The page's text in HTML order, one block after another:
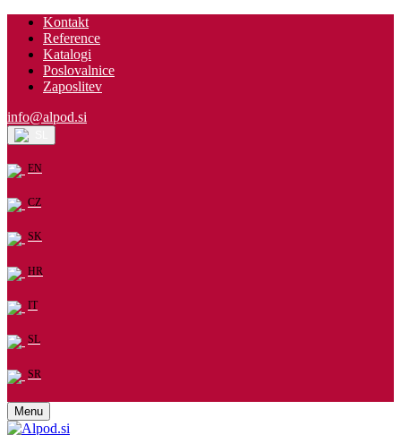
Kontakt
Reference
Katalogi
Poslovalnice
Zaposlitev
info@alpod.si
EN
CZ
SK
HR
IT
SL
SR
Menu